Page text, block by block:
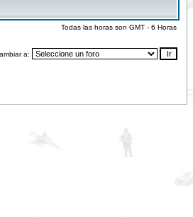
Todas las horas son GMT - 6 Horas
a: